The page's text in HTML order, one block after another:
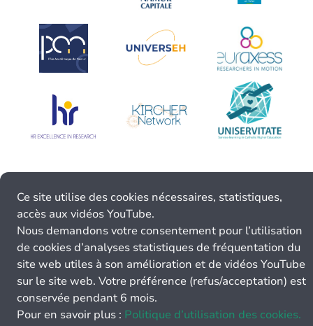
Ce site utilise des cookies nécessaires, statistiques,
accès aux vidéos YouTube.
Nous demandons votre consentement pour l’utilisation
de cookies d’analyses statistiques de fréquentation du
site web utiles à son amélioration et de vidéos YouTube
sur le site web. Votre préférence (refus/acceptation) est
conservée pendant 6 mois.
Pour en savoir plus : Politique d’utilisation des cookies.